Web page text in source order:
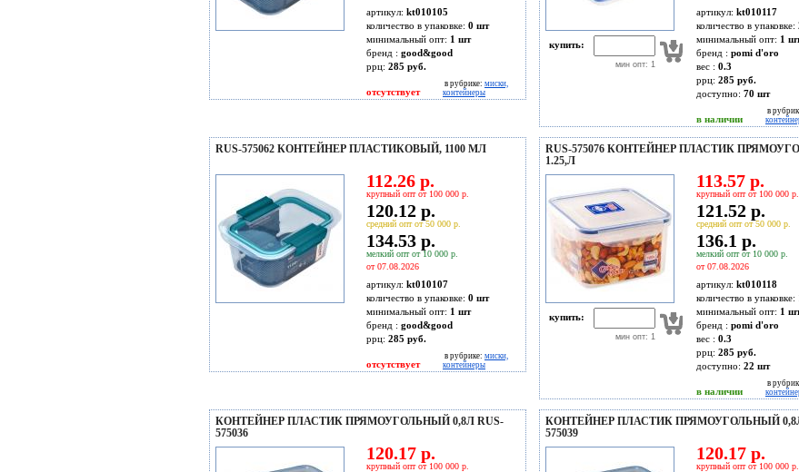
артикул: kt010105
количество в упаковке: 0 шт
минимальный опт: 1 шт
бренд : good&good
ррц: 285 руб.
отсутствует
в рубрике: миски,
контейнеры
купить:
мин опт: 1
артикул: kt010117
количество в упаковке:
минимальный опт: 1
бренд : pomi d'oro
вес : 0.3
ррц: 285 руб.
доступно: 70 шт
в наличии
в
RUS-575062 КОНТЕЙНЕР ПЛАСТИКОВЫЙ, 1100 МЛ
112.26 р.
крупный опт от 100 000 р.
120.12 р.
средний опт от 50 000 р.
134.53 р.
мелкий опт от 10 000 р.
от 07.08.2026
артикул: kt010107
количество в упаковке: 0 шт
минимальный опт: 1 шт
бренд : good&good
ррц: 285 руб.
отсутствует
в рубрике: миски,
контейнеры
RUS-575076 КОНТЕЙНЕР ПЛАСТИК
1.25,Л
купить:
мин опт: 1
113.57 р.
крупный опт от 100 000 р.
121.52 р.
средний опт от 50 000 р.
136.1 р.
мелкий опт от 10 000 р.
от 07.08.2026
артикул: kt010118
количество в упаковке:
минимальный опт: 1
бренд : pomi d'oro
вес : 0.3
ррц: 285 руб.
доступно: 22 шт
в наличии
в
КОНТЕЙНЕР ПЛАСТИК ПРЯМОУГОЛЬНЫЙ 0,8Л RUS-
575036
120.17 р.
крупный опт от 100 000 р.
КОНТЕЙНЕР ПЛАСТИК ПРЯМОУГОЛЬНЫЙ
575039
120.17 р.
крупный опт от 100 000 р.